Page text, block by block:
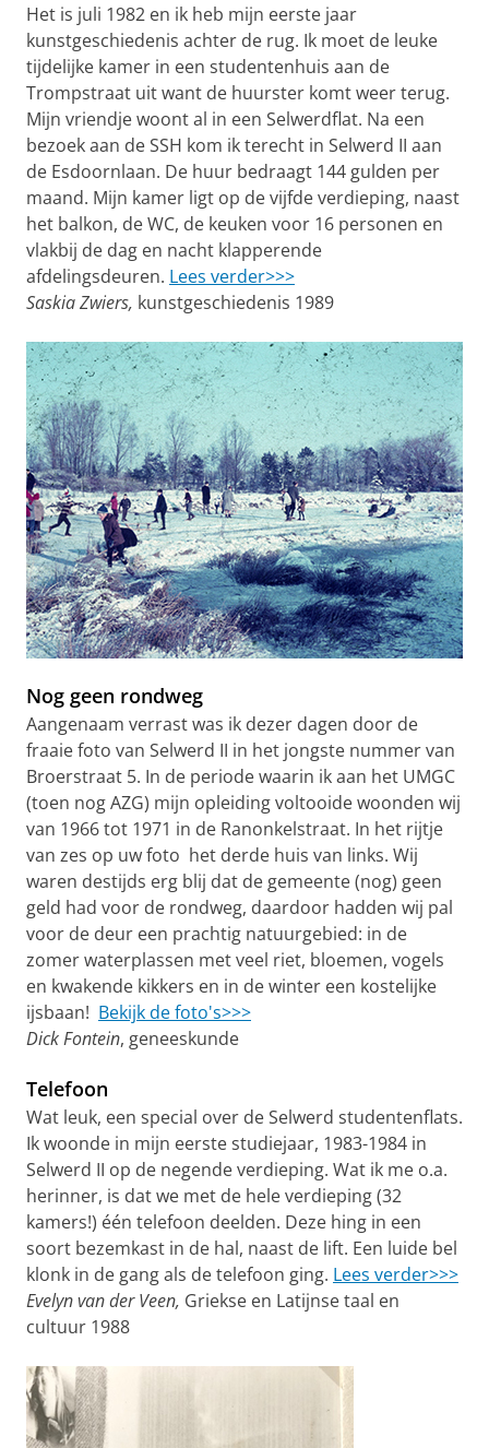
Het is juli 1982 en ik heb mijn eerste jaar
kunstgeschiedenis achter de rug. Ik moet de leuke
tijdelijke kamer in een studentenhuis aan de
Trompstraat uit want de huurster komt weer terug.
Mijn vriendje woont al in een Selwerdflat. Na een
bezoek aan de SSH kom ik terecht in Selwerd II aan
de Esdoornlaan. De huur bedraagt 144 gulden per
maand. Mijn kamer ligt op de vijfde verdieping, naast
het balkon, de WC, de keuken voor 16 personen en
vlakbij de dag en nacht klapperende
afdelingsdeuren. Lees verder>>>
Saskia Zwiers, kunstgeschiedenis 1989
Nog geen rondweg
Aangenaam verrast was ik dezer dagen door de
fraaie foto van Selwerd II in het jongste nummer van
Broerstraat 5. In de periode waarin ik aan het UMGC
(toen nog AZG) mijn opleiding voltooide woonden wij
van 1966 tot 1971 in de Ranonkelstraat. In het rijtje
van zes op uw foto het derde huis van links. Wij
waren destijds erg blij dat de gemeente (nog) geen
geld had voor de rondweg, daardoor hadden wij pal
voor de deur een prachtig natuurgebied: in de
zomer waterplassen met veel riet, bloemen, vogels
en kwakende kikkers en in de winter een kostelijke
ijsbaan! Bekijk de foto's>>>
Dick Fontein, geneeskunde
Telefoon
Wat leuk, een special over de Selwerd studentenflats.
Ik woonde in mijn eerste studiejaar, 1983-1984 in
Selwerd II op de negende verdieping. Wat ik me o.a.
herinner, is dat we met de hele verdieping (32
kamers!) één telefoon deelden. Deze hing in een
soort bezemkast in de hal, naast de lift. Een luide bel
klonk in de gang als de telefoon ging. Lees verder>>>
Evelyn van der Veen, Griekse en Latijnse taal en
cultuur 1988